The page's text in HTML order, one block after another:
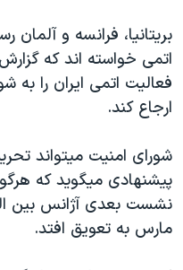
اقتصادی
علم و فناوری
اسرائیل در جنگ
آرشیو پخش زنده
حمله جمهوری اسلامی به
رمز مهسا
ورزش زنان در ایران
مجموعه مستندهای دادخواهی
تریبونال مردمی آبان ۹۸
دادگاه حمید نوری
زبانهای مختلف
بريتانيا، فرانسه و آلمان
اتمی خواسته اند که
فعاليت اتمی ايران را
ارجاع کند.
شورای امنيت ميتواند
پيشنهادی ميگويد که
نشست بعدی آژانس بين
مارس به تعويق افتد.